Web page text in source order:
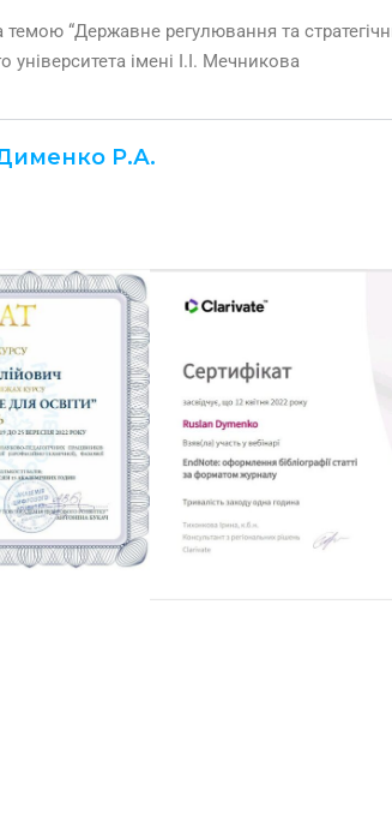
“Державне регулювання та
університета імені І.І. Мечникова
Дименко Р.А.